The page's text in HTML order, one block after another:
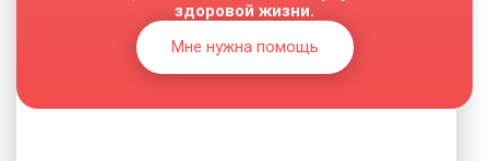
здоровой жизни.
Мне нужна помощь